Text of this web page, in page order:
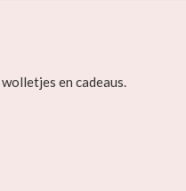
en cadeaus.